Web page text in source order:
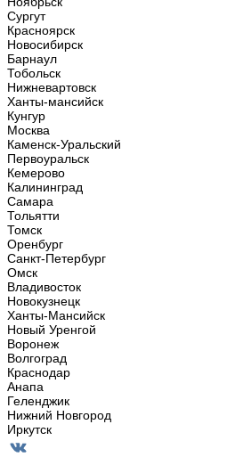
Сургут
Красноярск
Новосибирск
Барнаул
Тобольск
Нижневартовск
Ханты-мансийск
Кунгур
Москва
Каменск-Уральский
Первоуральск
Кемерово
Калининград
Самара
Тольятти
Томск
Оренбург
Санкт-Петербург
Омск
Владивосток
Новокузнецк
Ханты-Мансийск
Новый Уренгой
Воронеж
Волгоград
Краснодар
Анапа
Геленджик
Нижний Новгород
Иркутск